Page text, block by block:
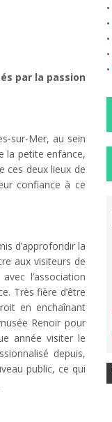
par la passion
sur-Mer, au sein
la petite enfance,
ces deux lieux de
confiance à ce
d’approfondir la
aux visiteurs de
l’association
Très fière d’être
en enchaînant
Renoir pour
année visiter le
depuis,
public, ce qui
•
•
•
•
•